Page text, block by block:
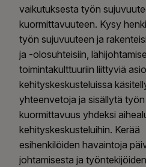
vaikutuksesta työn
kuormittavuuteen. Kysy
työn sujuvuuteen ja
ja -olosuhteisiin,
toimintakulttuuriin liittyviä
kehityskeskusteluissa
yhteenvetoja ja sisällytä
kuormittavuus yhdeksi
kehityskeskusteluihin. Kerää
esihenkilöiden havaintoja
johtamisesta ja